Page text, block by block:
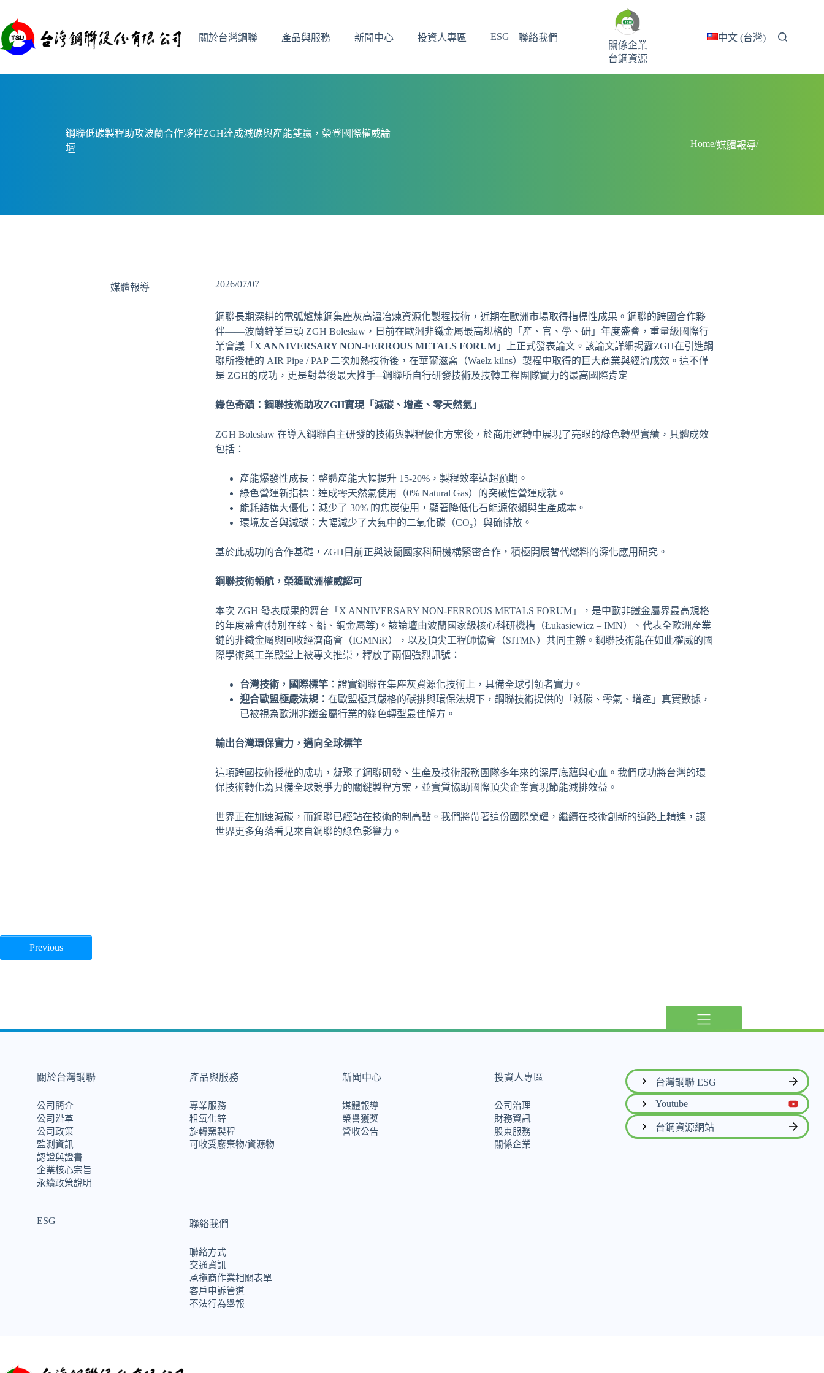
至
主
要
關於台灣鋼聯 產品與服務 新聞中心 投資人專區 ESG 聯絡我們
關係企業
台鋼資源
中文 (台灣)
鋼聯低碳製程助攻波蘭合作夥伴ZGH達成減碳與產能雙贏，榮登國際權威論
壇
Home/媒體報導/
媒體報導 2026/07/07
鋼聯長期深耕的電弧爐煉鋼集塵灰高溫冶煉資源化製程技術，近期在歐洲市場取得指標性成果。鋼聯的跨國合作夥
伴——波蘭鋅業巨頭 ZGH Bolesław，日前在歐洲非鐵金屬最高規格的「產、官、學、研」年度盛會，重量級國際行
業會議「 X ANNIVERSARY NON-FERROUS METALS FORUM」上正式發表論文。該論文詳細揭露ZGH在引進鋼
聯所授權的 AIR Pipe / PAP 二次加熱技術後，在華爾滋窯（Waelz kilns）製程中取得的巨大商業與經濟成效。這不僅
是 ZGH的成功，更是對幕後最大推手─鋼聯所自行研發技術及技轉工程團隊實力的最高國際肯定
綠色奇蹟：鋼聯技術助攻ZGH實現「減碳、增產、零天然氣」
ZGH Bolesław 在導入鋼聯自主研發的技術與製程優化方案後，於商用運轉中展現了亮眼的綠色轉型實績，具體成效
包括：
產能爆發性成長：整體產能大幅提升 15-20%，製程效率遠超預期。
綠色營運新指標：達成零天然氣使用（0% Natural Gas）的突破性營運成就。
能耗結構大優化：減少了 30% 的焦炭使用，顯著降低化石能源依賴與生產成本。
環境友善與減碳：大幅減少了大氣中的二氧化碳（CO₂）與硫排放。
基於此成功的合作基礎，ZGH目前正與波蘭國家科研機構緊密合作，積極開展替代燃料的深化應用研究。
鋼聯技術領航，榮獲歐洲權威認可
本次 ZGH 發表成果的舞台「X ANNIVERSARY NON-FERROUS METALS FORUM」，是中歐非鐵金屬界最高規格
的年度盛會(特別在鋅、鉛、銅金屬等)。該論壇由波蘭國家級核心科研機構（Łukasiewicz – IMN）、代表全歐洲產業
鏈的非鐵金屬與回收經濟商會（IGMNiR），以及頂尖工程師協會（SITMN）共同主辦。鋼聯技術能在如此權威的國
際學術與工業殿堂上被專文推崇，釋放了兩個強烈訊號：
台灣技術，國際標竿：證實鋼聯在集塵灰資源化技術上，具備全球引領者實力。
迎合歐盟極嚴法規： 在歐盟極其嚴格的碳排與環保法規下，鋼聯技術提供的「減碳、零氣、增產」真實數據，
已被視為歐洲非鐵金屬行業的綠色轉型最佳解方。
輸出台灣環保實力，邁向全球標竿
這項跨國技術授權的成功，凝聚了鋼聯研發、生產及技術服務團隊多年來的深厚底蘊與心血。我們成功將台灣的環
保技術轉化為具備全球競爭力的關鍵製程方案，並實質協助國際頂尖企業實現節能減排效益。
世界正在加速減碳，而鋼聯已經站在技術的制高點。我們將帶著這份國際榮耀，繼續在技術創新的道路上精進，讓
世界更多角落看見來自鋼聯的綠色影響力。
Previous
關於台灣鋼聯
公司簡介
公司沿革
公司政策
監測資訊
認證與證書
企業核心宗旨
永續政策說明
產品與服務
專業服務
粗氧化鋅
旋轉窯製程
可收受廢棄物/資源物
新聞中心
媒體報導
榮譽獲獎
營收公告
投資人專區
公司治理
財務資訊
股東服務
關係企業
ESG 聯絡我們
聯絡方式
交通資訊
承攬商作業相關表單
客戶申訴管道
不法行為舉報
台灣鋼聯 ESG
Youtube
台鋼資源網站